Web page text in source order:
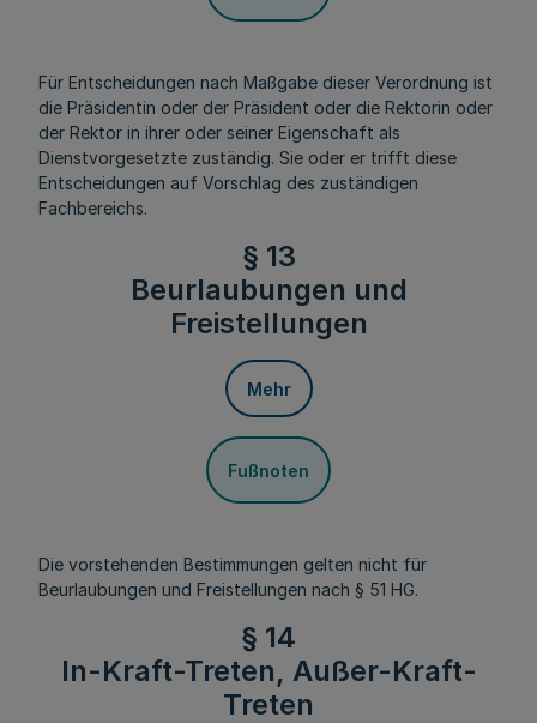
Für Entscheidungen nach Maßgabe dieser Verordnung ist
die Präsidentin oder der Präsident oder die Rektorin oder
der Rektor in ihrer oder seiner Eigenschaft als
Dienstvorgesetzte zuständig. Sie oder er trifft diese
Entscheidungen auf Vorschlag des zuständigen
Fachbereichs.
§ 13
Beurlaubungen und
Freistellungen
Mehr
Fußnoten
Die vorstehenden Bestimmungen gelten nicht für
Beurlaubungen und Freistellungen nach § 51 HG.
§ 14
In-Kraft-Treten, Außer-Kraft-
Treten